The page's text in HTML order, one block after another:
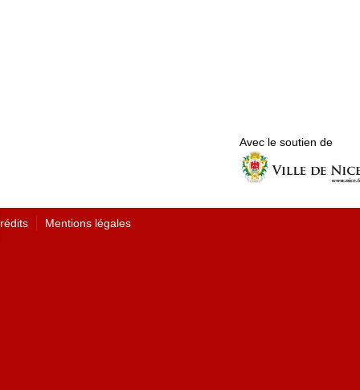
Avec le soutien de
Mentions légales